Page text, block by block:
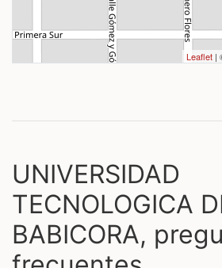
Leaflet |
UNIVERSIDAD
TECNOLOGICA
BABICORA,